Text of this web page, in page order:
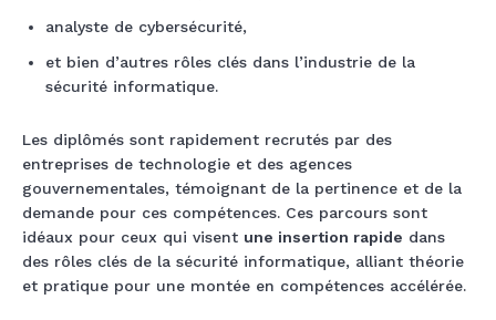
analyste de cybersécurité,
et bien d’autres rôles clés dans l’industrie de la
sécurité informatique.
Les diplômés sont rapidement recrutés par des
entreprises de technologie et des agences
gouvernementales, témoignant de la pertinence et de la
demande pour ces compétences. Ces parcours sont
idéaux pour ceux qui visent une insertion rapide dans
des rôles clés de la sécurité informatique, alliant théorie
et pratique pour une montée en compétences accélérée.